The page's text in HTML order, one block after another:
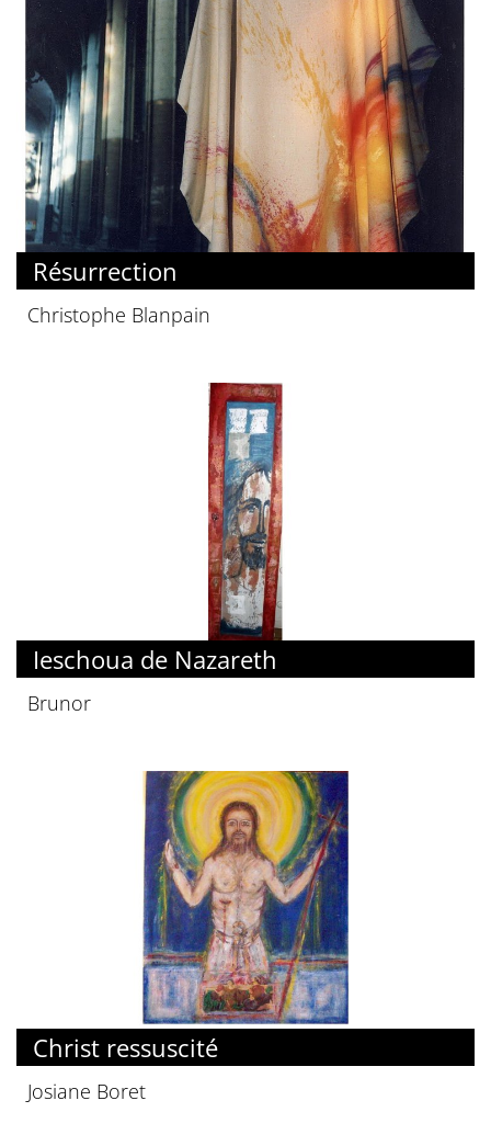
Résurrection
Christophe Blanpain
Ieschoua de Nazareth
Brunor
Christ ressuscité
Josiane Boret